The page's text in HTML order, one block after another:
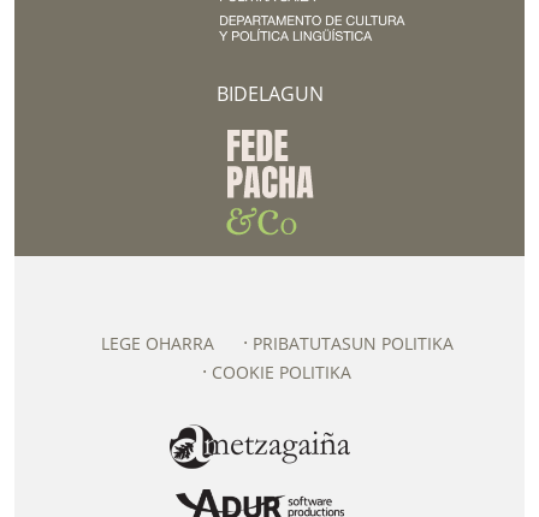
BIDELAGUN
LEGE OHARRA
PRIBATUTASUN POLITIKA
COOKIE POLITIKA